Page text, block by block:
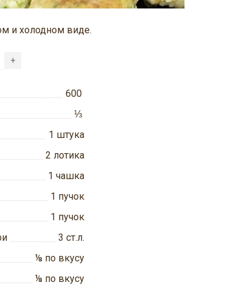
и холодном виде.
+
600
⅓
1 штука
2 лотика
1 чашка
1 пучок
1 пучок
3 ст.л.
⅛ по вкусу
⅛ по вкусу